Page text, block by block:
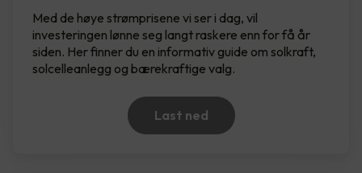
Med de høye strømprisene vi ser i dag, vil
investeringen lønne seg langt raskere enn for få år
siden. Her finner du en informativ guide om solkraft,
solcelleanlegg og bærekraftige valg.
Last ned